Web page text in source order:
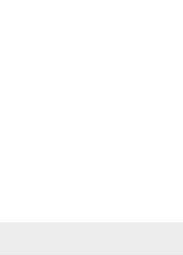
con windows vista
los más recientes?